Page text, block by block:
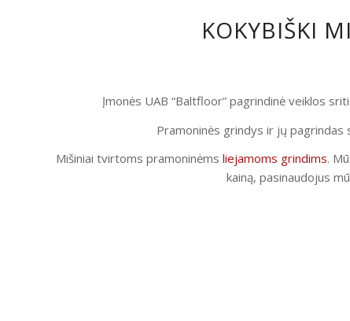
KOKYBIŠKI
Įmonės UAB “Baltfloor” pagrindinė veiklos
Pramoninės grindys ir jų
Mišiniai tvirtoms pramoninėms liejamoms grindims.
kainą, pasinaudojus